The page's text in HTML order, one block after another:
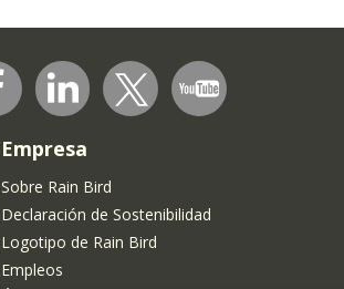
Empresa
Sobre Rain Bird
Declaración de Sostenibilidad
Logotipo de Rain Bird
Empleos